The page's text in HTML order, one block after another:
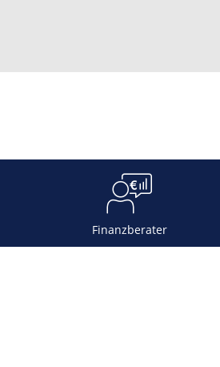
Finanzberater